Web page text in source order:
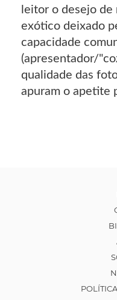
leitor o desejo
exótico deixado
capacidade
(apresentador/
qualidade das
apuram o apetite